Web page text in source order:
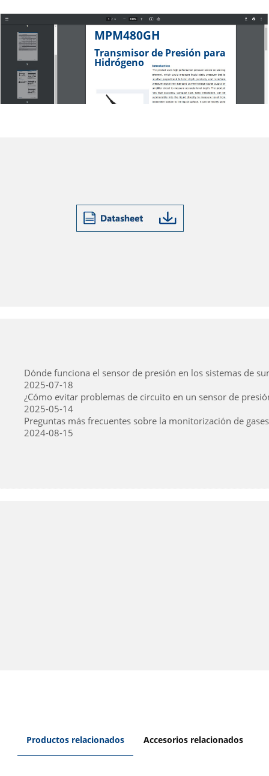
MPM480GH
Transmisor de Presión para
Hidrógeno
Dónde funciona el sensor de presión en los sistemas de
2025-07-18
¿Cómo evitar problemas de circuito en un sensor de
2025-05-14
Preguntas más frecuentes sobre la monitorización de
2024-08-15
Productos relacionados Accesorios relacionados